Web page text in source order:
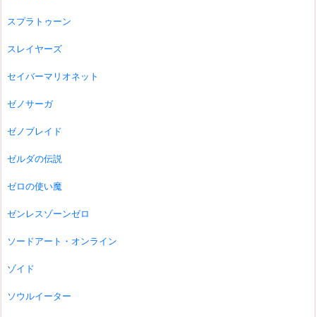
スプラトゥーン
スレイヤーズ
セイバーマリオネット
ゼノサーガ
ゼノブレイド
ゼルダの伝説
ゼロの使い魔
ゼンレスゾーンゼロ
ソードアート・オンライン
ゾイド
ソウルイーター